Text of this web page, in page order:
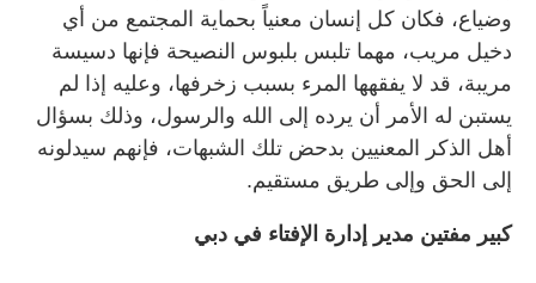
وضياع، فكان كل إنسان معنياً بحماية المجتمع من أي
دخيل مريب، مهما تلبس بلبوس النصيحة فإنها دسيسة
مريبة، قد لا يفقهها المرء بسبب زخرفها، وعليه إذا لم
يستبن له الأمر أن يرده إلى الله والرسول، وذلك بسؤال
أهل الذكر المعنيين بدحض تلك الشبهات، فإنهم سيدلونه
إلى الحق وإلى طريق مستقيم.
كبير مفتين مدير إدارة الإفتاء في دبي